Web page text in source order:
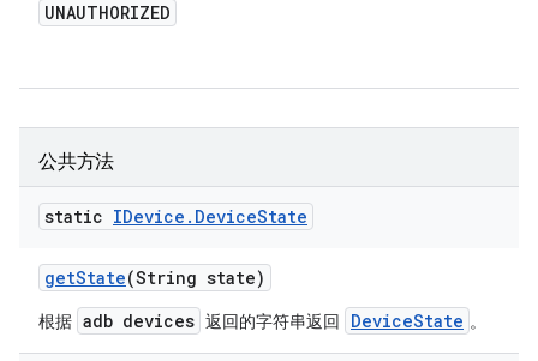
UNAUTHORIZED
公共方法
static IDevice . DeviceState
getState(String state)
根据 adb devices 返回的字符串返回 DeviceState 。